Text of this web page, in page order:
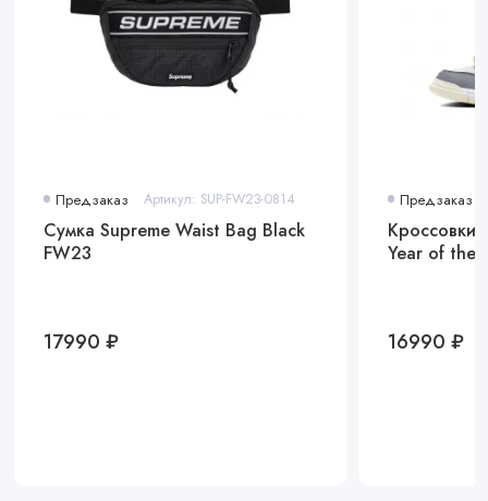
Предзаказ Артикул: SUP-FW23-0814
Сумка Supreme Waist Bag Black
FW23
17990 ₽
Предзаказ
Кроссовки
Year of the
16990 ₽